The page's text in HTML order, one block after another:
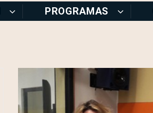
PROGRAMAS